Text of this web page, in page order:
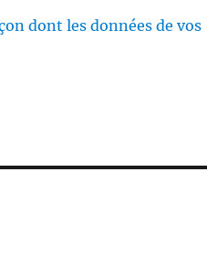
dont les données de vos